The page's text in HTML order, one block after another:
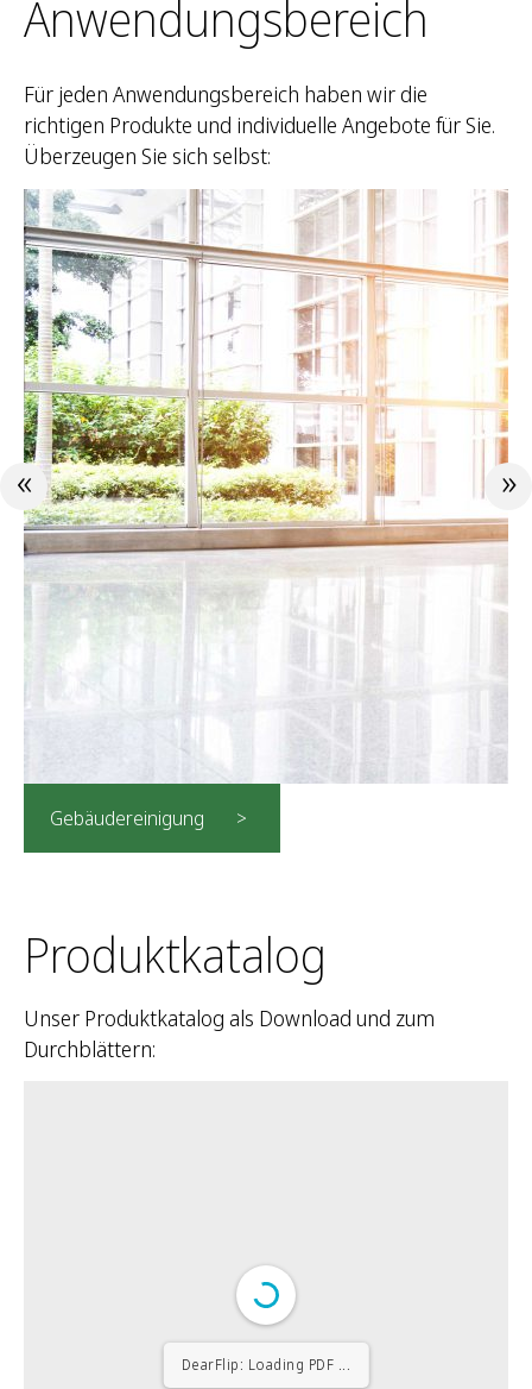
Anwendungsbereich
Für jeden Anwendungsbereich haben wir die
richtigen Produkte und individuelle Angebote für Sie.
Überzeugen Sie sich selbst:
Gebäudereinigung
Produktkatalog
Unser Produktkatalog als Download und zum
Durchblättern:
DearFlip: Loading PDF 5% ...